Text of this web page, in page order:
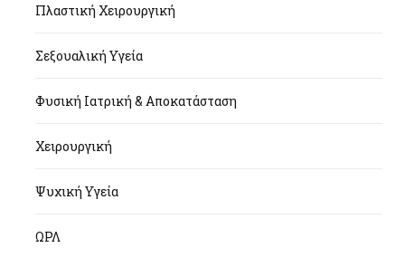
Πλαστική Χειρουργική
Σεξουαλική Υγεία
Φυσική Ιατρική & Αποκατάσταση
Χειρουργική
Ψυχική Υγεία
ΩΡΛ